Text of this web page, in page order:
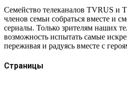
Семейство телеканалов TVRUS и
членов семьи собраться вместе и
сериалы. Только зрителям наших
возможность испытать самые
переживая и радуясь вместе с
Страницы